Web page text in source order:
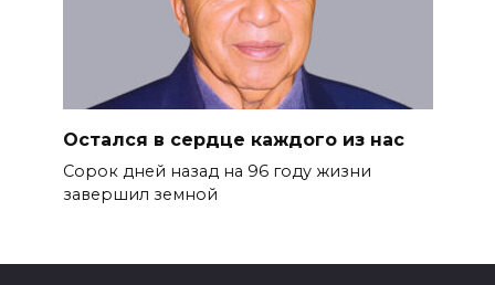
Остался в сердце каждого из нас
Сорок дней назад на 96 году жиз­ни
завершил земной